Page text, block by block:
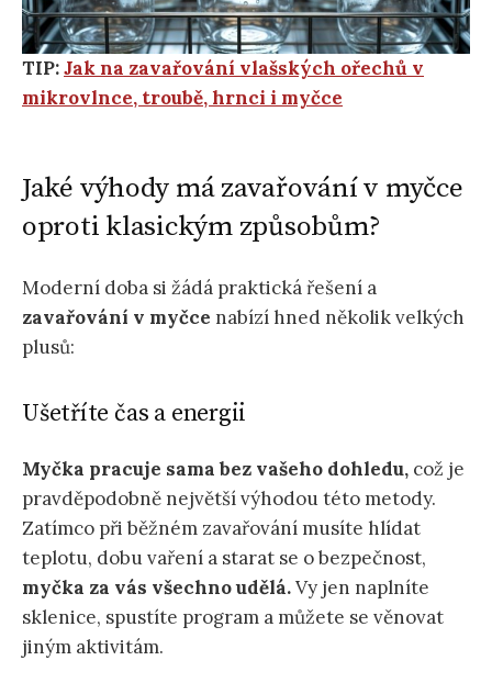
TIP:Jak na zavařování vlašských ořechů v
mikrovlnce, troubě, hrnci i myčce
Jaké výhody má zavařování v myčce
oproti klasickým způsobům?
Moderní doba si žádá praktická řešení a
zavařování v myčce nabízí hned několik velkých
plusů:
Ušetříte čas a energii
Myčka pracuje sama bez vašeho dohledu, což je
pravděpodobně největší výhodou této metody.
Zatímco při běžném zavařování musíte hlídat
teplotu, dobu vaření a starat se o bezpečnost,
myčka za vás všechno udělá.Vy jen naplníte
sklenice, spustíte program a můžete se věnovat
jiným aktivitám.